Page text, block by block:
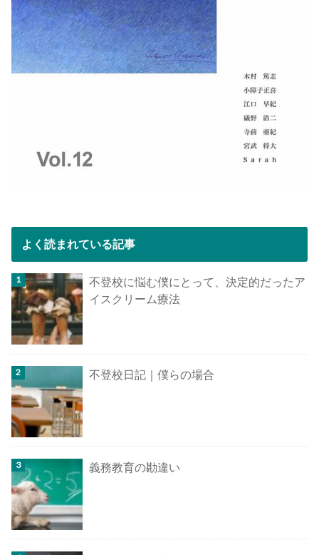
よく読まれている記事
不登校に悩む僕にとって、決定的だったア
イスクリーム療法
不登校日記｜僕らの場合
義務教育の勘違い